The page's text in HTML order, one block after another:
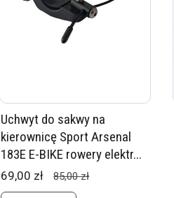
Uchwyt do sakwy na
kierownicę Sport Arsenal
183E E-BIKE rowery elektr...
69,00 zł 85,00 zł